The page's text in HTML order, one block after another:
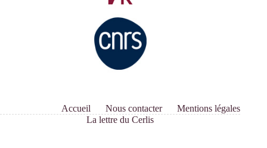
Accueil Nous contacter
Mentions légales
La lettre du Cerlis